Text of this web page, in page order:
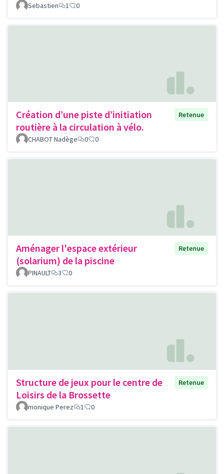
Sebastien 1 0
Création d’une piste d’initiation
routière à la circulation à vélo.
Retenue
CHABOT Nadège 0 0
Aménager l'espace extérieur
(solarium) de la piscine
Retenue
PINAULT 3 0
Structure de jeux pour le centre de
Loisirs de la Brossette
Retenue
monique Perez 1 0